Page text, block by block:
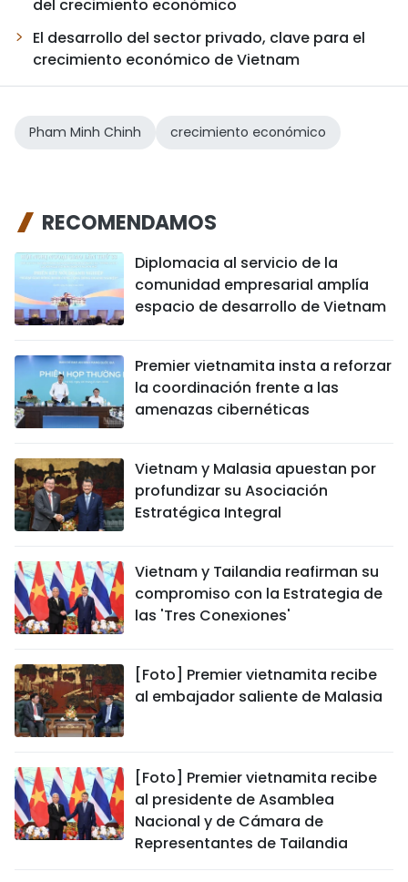
del crecimiento económico
El desarrollo del sector privado, clave para el
crecimiento económico de Vietnam
Pham Minh Chinh crecimiento económico
RECOMENDAMOS
Diplomacia al servicio de la
comunidad empresarial amplía
espacio de desarrollo de Vietnam
Premier vietnamita insta a reforzar
la coordinación frente a las
amenazas cibernéticas
Vietnam y Malasia apuestan por
profundizar su Asociación
Estratégica Integral
Vietnam y Tailandia reafirman su
compromiso con la Estrategia de
las 'Tres Conexiones'
[Foto] Premier vietnamita recibe
al embajador saliente de Malasia
[Foto] Premier vietnamita recibe
al presidente de Asamblea
Nacional y de Cámara de
Representantes de Tailandia